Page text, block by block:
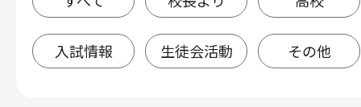
入試情報 生徒会活動 その他